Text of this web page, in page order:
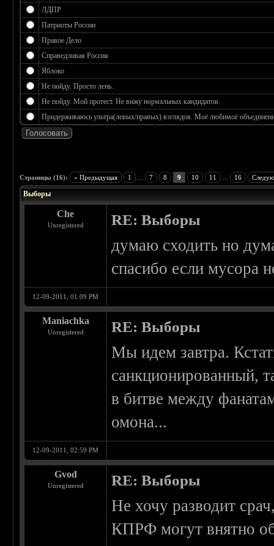
ЛДПР
Патриоты России
Правое Дело
Справедливая Россия
Яблоко
Не пойду. Просто лень.
Не пойду. Мой протест. Не вижу нормальных кандидатов.
Придерживаюсь ультра(левых/правых) взглядов. Моё любимоё
Страницы (16): « Предыдущая 1 7 8 9 10 11 16
Выборы
Che
Unregistered RE: Выборы
думаю сходить но
спасибо если мусора
12-09-2011, 01:09 PM
Maniachka
Unregistered RE: Выборы
Мы идем завтра.
санкционированный,
в битве между
омона...
12-09-2011, 02:59 PM
Gvod
Unregistered RE: Выборы
Не хочу разводит
КПРФ могут внятно